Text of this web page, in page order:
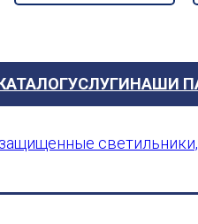
УСЛУГИНАШИ
светильники,